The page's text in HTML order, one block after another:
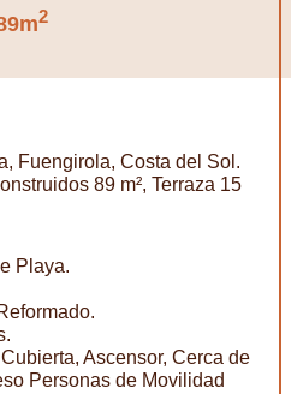
2
Fuengirola, Costa del Sol.
89 m², Terraza 15
Playa.
Ascensor, Cerca de
Personas de Movilidad